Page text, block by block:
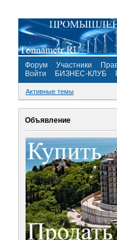
Форум Участники
Войти
БИЗНЕС-КЛУБ
Активные темы
Объявление